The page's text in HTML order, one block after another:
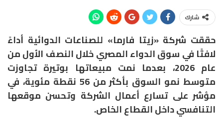
شارك
حققت شركة «زيتا فارما» للصناعات الدوائية أداءً
لافتًا في سوق الدواء المصري خلال النصف الأول من
عام 2026، بعدما نمت مبيعاتها بوتيرة تجاوزت
متوسط نمو السوق بأكثر من 56 نقطة مئوية، في
مؤشر على تسارع أعمال الشركة وتحسن موقعها
التنافسي داخل القطاع الخاص.